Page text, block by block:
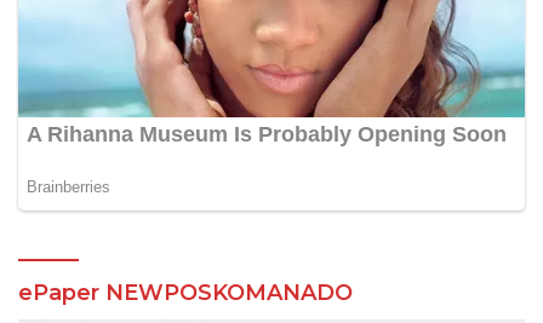
ePaper NEWPOSKOMANADO